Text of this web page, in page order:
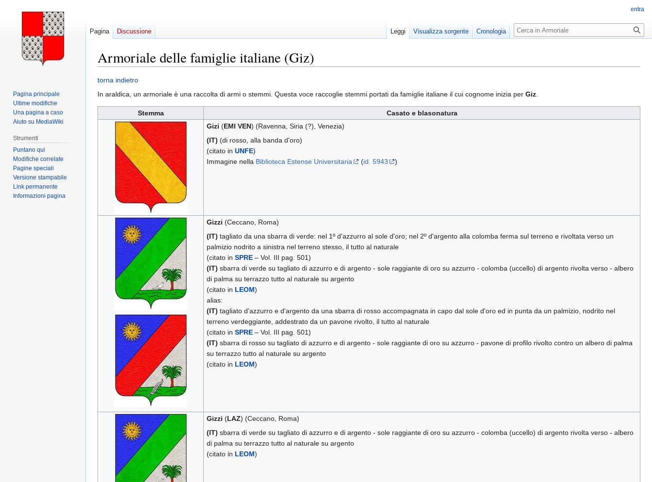
Armoriale delle famiglie italiane (Giz)
Vai
alla
Vai
alla
torna indietro
In araldica, un armoriale è una raccolta di armi o stemmi. Questa voce raccoglie stemmi portati da famiglie italiane il cui cognome inizia per Giz.
Stemma
Casato e blasonatura
Gizi (EMI VEN) (Ravenna, Siria (?), Venezia)
(IT) (di rosso, alla banda d'oro)
(citato in UNFE)
Immagine nella Biblioteca Estense Universitaria (id. 5943 )
Gizzi (Ceccano, Roma)
(IT) tagliato da una sbarra di verde: nel 1º d'azzurro al sole d'oro; nel 2º d'argento alla colomba ferma sul terreno e rivoltata verso un
palmizio nodrito a sinistra nel terreno stesso, il tutto al naturale
(citato in SPRE– Vol. III pag. 501)
(IT) sbarra di verde su tagliato di azzurro e di argento - sole raggiante di oro su azzurro - colomba (uccello) di argento rivolta verso - albero
di palma su terrazzo tutto al naturale su argento
(citato in LEOM)
alias:
(IT) tagliato d'azzurro e d'argento da una sbarra di rosso accompagnata in capo dal sole d'oro ed in punta da un palmizio, nodrito nel
terreno verdeggiante, addestrato da un pavone rivolto, il tutto al naturale
(citato in SPRE– Vol. III pag. 501)
(IT) sbarra di rosso su tagliato di azzurro e di argento - sole raggiante di oro su azzurro - pavone di profilo rivolto contro un albero di palma
su terrazzo tutto al naturale su argento
(citato in LEOM)
Gizzi (LAZ) (Ceccano, Roma)
(IT) sbarra di verde su tagliato di azzurro e di argento - sole raggiante di oro su azzurro - colomba (uccello) di argento rivolta verso - albero
di palma su terrazzo tutto al naturale su argento
(citato in LEOM)
entra
Pagina Discussione Leggi Visualizza sorgente Cronologia Ricerca
Pagina principale
Ultime modifiche
Una pagina a caso
Aiuto su MediaWiki
Strumenti
Puntano qui
Modifiche correlate
Pagine speciali
Versione stampabile
Link permanente
Informazioni pagina